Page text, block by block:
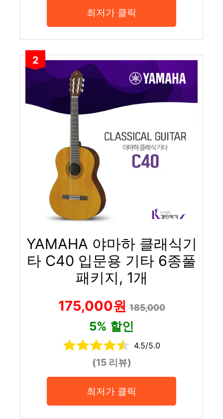
최저가 클릭
2
YAMAHA 야마하 클래식기
타 C40 입문용 기타 6종풀
패키지, 1개
175,000원185,000
5% 할인
4.5/5.0
(15 리뷰)
최저가 클릭